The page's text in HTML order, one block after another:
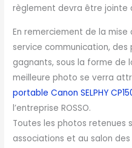
règlement devra être jointe
En remerciement de la
service communication,
gagnants, sous la forme de
meilleure photo se verra
portable Canon SELPHY
l’entreprise ROSSO.
Toutes les photos retenues
associations et au salon des